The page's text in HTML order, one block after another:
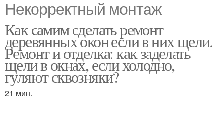
Некорректный монтаж
Как самим сделать ремонт
деревянных окон если в них щели.
Ремонт и отделка: как заделать
щели в окнах, если холодно,
гуляют сквозняки?
21 мин.